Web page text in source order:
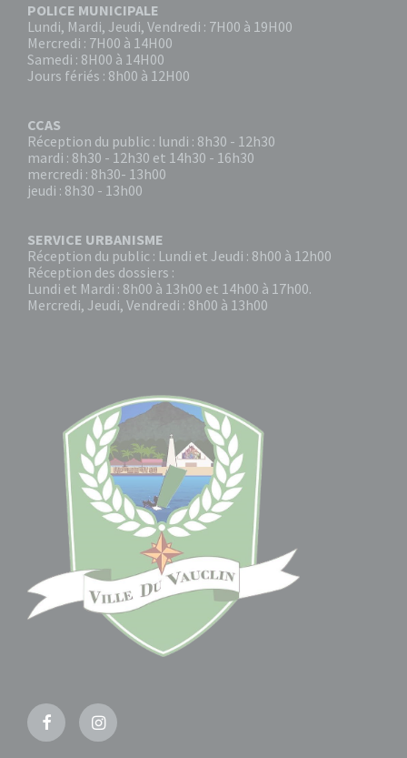
POLICE MUNICIPALE
Lundi, Mardi, Jeudi, Vendredi : 7H00 à 19H00
Mercredi : 7H00 à 14H00
Samedi : 8H00 à 14H00
Jours fériés : 8h00 à 12H00
CCAS
Réception du public : lundi : 8h30 - 12h30
mardi : 8h30 - 12h30 et 14h30 - 16h30
mercredi : 8h30- 13h00
jeudi : 8h30 - 13h00
SERVICE URBANISME
Réception du public : Lundi et Jeudi : 8h00 à 12h00
Réception des dossiers :
Lundi et Mardi : 8h00 à 13h00 et 14h00 à 17h00.
Mercredi, Jeudi, Vendredi : 8h00 à 13h00
FacebookInstagram